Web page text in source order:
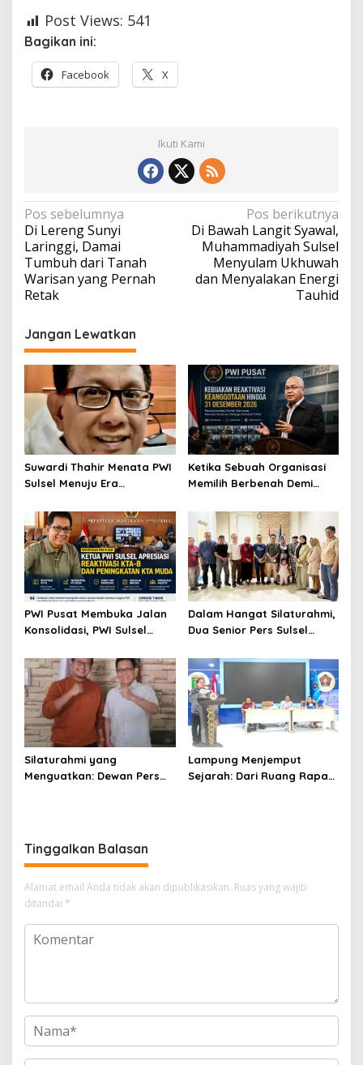
Post Views: 541
Bagikan ini:
Facebook X
Ikuti Kami
Navigasi
pos
Pos sebelumnya
Di Lereng Sunyi
Laringgi, Damai
Tumbuh dari Tanah
Warisan yang Pernah
Retak
Pos berikutnya
Di Bawah Langit Syawal,
Muhammadiyah Sulsel
Menyulam Ukhuwah
dan Menyalakan Energi
Tauhid
Jangan Lewatkan
Suwardi Thahir Menata PWI
Sulsel Menuju Era
Ketika Sebuah Organisasi
Memilih Berbenah Demi
PWI Pusat Membuka Jalan
Konsolidasi, PWI Sulsel
Dalam Hangat Silaturahmi,
Dua Senior Pers Sulsel
untuk PWI Sulsel
Silaturahmi yang
Menguatkan: Dewan Pers
Lampung Menjemput
Sejarah: Dari Ruang Rapat
Tinggalkan Balasan
Alamat email Anda tidak akan dipublikasikan. Ruas yang wajib
ditandai *